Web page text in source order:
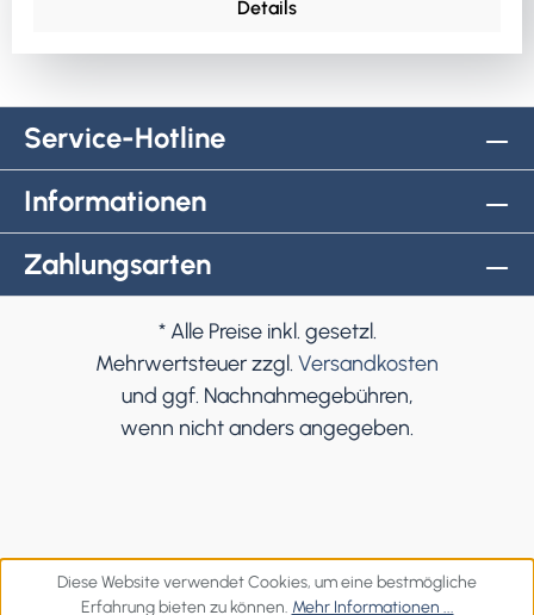
Details
Service-Hotline
Informationen
Zahlungsarten
* Alle Preise inkl. gesetzl.
Mehrwertsteuer zzgl. Versandkosten
und ggf. Nachnahmegebühren,
wenn nicht anders angegeben.
Diese Website verwendet Cookies, um eine bestmögliche
Erfahrung bieten zu können. Mehr Informationen ...